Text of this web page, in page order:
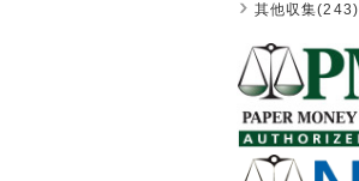
其他収集(243)